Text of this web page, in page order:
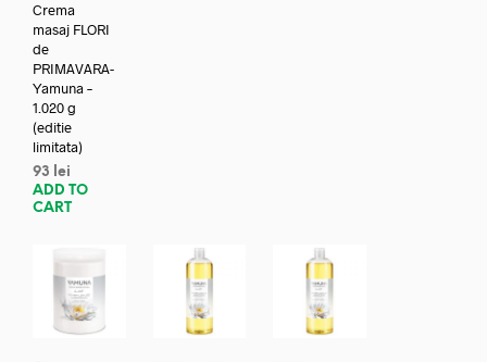
Crema
masaj FLORI
de
PRIMAVARA-
Yamuna –
1.020 g
(editie
limitata)
93
lei
ADD TO
CART